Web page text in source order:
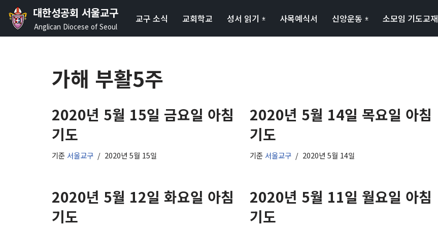
콘
대한성공회 서울교구
Anglican Diocese of Seoul
교구 소식 교회학교 성서 읽기 사목예식서 신앙운동 소모임 기도교재
가해 부활5주
2020년 5월 15일 금요일 아침
기도
기준 서울교구 2020년 5월 15일
2020년 5월 14일 목요일 아침
기도
기준 서울교구 2020년 5월 14일
2020년 5월 12일 화요일 아침
기도
2020년 5월 11일 월요일 아침
기도